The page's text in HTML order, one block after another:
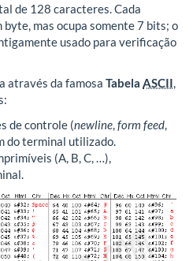
de 128 caracteres. Cada
mas ocupa somente 7 bits; o
usado para verificação
através da famosa Tabela ASCII,
de controle (newline,form feed,
do terminal utilizado.
(A, B, C, …),